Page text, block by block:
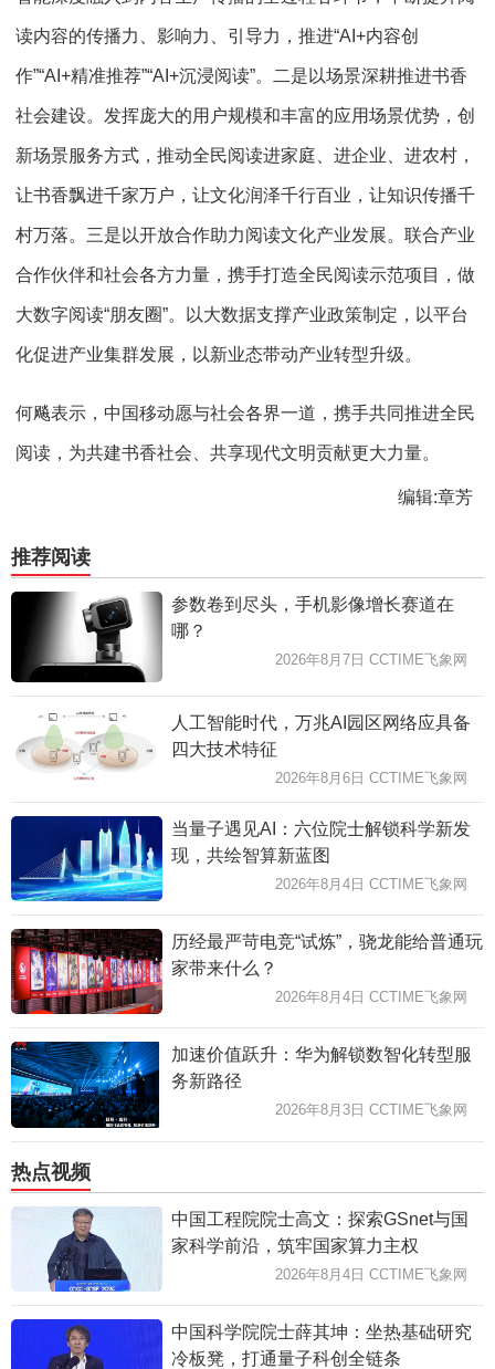
读内容的传播力、影响力、引导力，推进“AI+内容创
作”“AI+精准推荐”“AI+沉浸阅读”。二是以场景深耕推进书香
社会建设。发挥庞大的用户规模和丰富的应用场景优势，创
新场景服务方式，推动全民阅读进家庭、进企业、进农村，
让书香飘进千家万户，让文化润泽千行百业，让知识传播千
村万落。三是以开放合作助力阅读文化产业发展。联合产业
合作伙伴和社会各方力量，携手打造全民阅读示范项目，做
大数字阅读“朋友圈”。以大数据支撑产业政策制定，以平台
化促进产业集群发展，以新业态带动产业转型升级。
何飚表示，中国移动愿与社会各界一道，携手共同推进全民
阅读，为共建书香社会、共享现代文明贡献更大力量。
编辑:章芳
推荐阅读
参数卷到尽头，手机影像增长赛道在
哪？
2026年8月7日 CCTIME飞象网
人工智能时代，万兆AI园区网络应具备
四大技术特征
2026年8月6日 CCTIME飞象网
当量子遇见AI：六位院士解锁科学新发
现，共绘智算新蓝图
2026年8月4日 CCTIME飞象网
历经最严苛电竞“试炼”，骁龙能给普通玩
家带来什么？
2026年8月4日 CCTIME飞象网
加速价值跃升：华为解锁数智化转型服
务新路径
2026年8月3日 CCTIME飞象网
热点视频
中国工程院院士高文：探索GSnet与国
家科学前沿，筑牢国家算力主权
2026年8月4日 CCTIME飞象网
中国科学院院士薛其坤：坐热基础研究
冷板凳，打通量子科创全链条